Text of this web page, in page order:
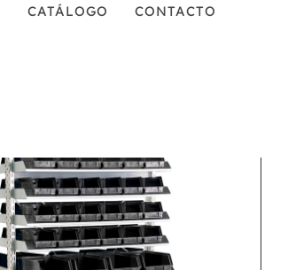
CATÁLOGO CONTACTO